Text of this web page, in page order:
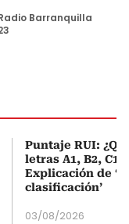
Barranquilla
Puntaje RUI:
letras A1, B2, C1
Explicación de
clasificación’
03/08/2026